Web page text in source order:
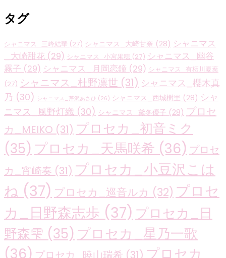
タグ
シャニマス_三峰結華 (27) シャニマス_大崎甘奈 (28) シャニマス
_大崎甜花 (29) シャニマス_小宮果穂 (27) シャニマス_幽谷
霧子 (29) シャニマス_月岡恋鐘 (29) シャニマス_有栖川夏葉
(27) シャニマス_杜野凛世 (31) シャニマス_櫻木真
乃 (30) シャニマス_芹沢あさひ (26) シャニマス_西城樹里 (28) シャ
ニマス_風野灯織 (30) シャニマス_黛冬優子 (28) プロセ
カ_MEIKO (31) プロセカ_初音ミク
(35) プロセカ_天馬咲希 (36) プロセ
カ_宵崎奏 (31) プロセカ_小豆沢こは
ね (37) プロセカ_巡音ルカ (32) プロセ
カ_日野森志歩 (37) プロセカ_日
野森雫 (35) プロセカ_星乃一歌
(36) プロセカ_暁山瑞希 (31) プロセカ_